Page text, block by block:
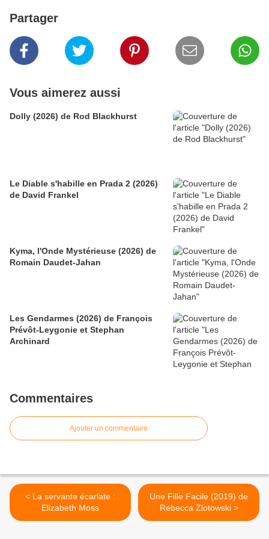
Partager
Vous aimerez aussi
Dolly (2026) de Rod Blackhurst
Le Diable s'habille en Prada 2 (2026)
de David Frankel
Kyma, l'Onde Mystérieuse (2026) de
Romain Daudet-Jahan
Les Gendarmes (2026) de François
Prévôt-Leygonie et Stephan
Archinard
Commentaires
Ajouter un commentaire
< La servante écarlate :
Elizabeth Moss
Une Fille Facile (2019) de
Rebecca Zlotowski >